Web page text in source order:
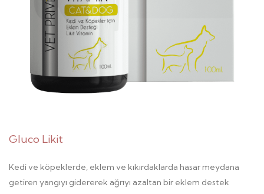
Gluco Likit
Kedi ve köpeklerde, eklem ve kıkırdaklarda hasar meydana
getiren yangıyı gidererek ağrıyı azaltan bir eklem destek